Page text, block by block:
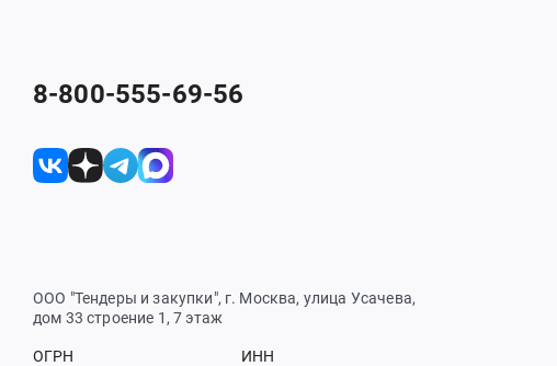
8-800-555-69-56
ООО "Тендеры и закупки", г. Москва, улица Усачева,
дом 33 строение 1, 7 этаж
ОГРН ИНН